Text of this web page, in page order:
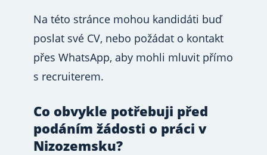
Na této stránce mohou kandidáti buď
poslat své CV, nebo požádat o kontakt
přes WhatsApp, aby mohli mluvit přímo
s recruiterem.
Co obvykle potřebuji před
podáním žádosti o práci v
Nizozemsku?